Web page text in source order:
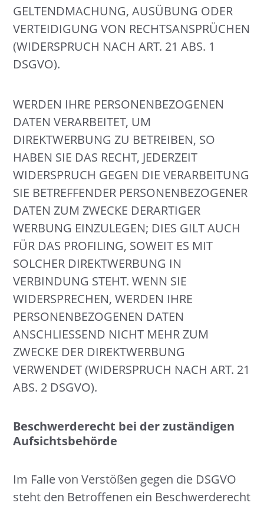
GELTENDMACHUNG, AUSÜBUNG ODER
VERTEIDIGUNG VON RECHTSANSPRÜCHEN
(WIDERSPRUCH NACH ART. 21 ABS. 1
DSGVO).
WERDEN IHRE PERSONENBEZOGENEN
DATEN VERARBEITET, UM
DIREKTWERBUNG ZU BETREIBEN, SO
HABEN SIE DAS RECHT, JEDERZEIT
WIDERSPRUCH GEGEN DIE VERARBEITUNG
SIE BETREFFENDER PERSONENBEZOGENER
DATEN ZUM ZWECKE DERARTIGER
WERBUNG EINZULEGEN; DIES GILT AUCH
FÜR DAS PROFILING, SOWEIT ES MIT
SOLCHER DIREKTWERBUNG IN
VERBINDUNG STEHT. WENN SIE
WIDERSPRECHEN, WERDEN IHRE
PERSONENBEZOGENEN DATEN
ANSCHLIESSEND NICHT MEHR ZUM
ZWECKE DER DIREKTWERBUNG
VERWENDET (WIDERSPRUCH NACH ART. 21
ABS. 2 DSGVO).
Beschwerde­recht bei der zuständigen
Aufsichts­behörde
Im Falle von Verstößen gegen die DSGVO
steht den Betroffenen ein Beschwerderecht